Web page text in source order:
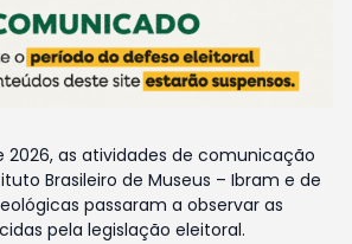
2026, as atividades de comunicação
Brasileiro de Museus – Ibram e de
passaram a observar as
pela legislação eleitoral.